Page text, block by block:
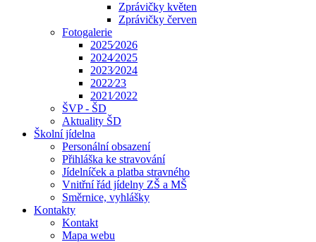
Zprávičky květen
Zprávičky červen
Fotogalerie
2025⁄2026
2024⁄2025
2023⁄2024
2022⁄23
2021⁄2022
ŠVP - ŠD
Aktuality ŠD
Školní jídelna
Personální obsazení
Přihláška ke stravování
Jídelníček a platba stravného
Vnitřní řád jídelny ZŠ a MŠ
Směrnice, vyhlášky
Kontakty
Kontakt
Mapa webu